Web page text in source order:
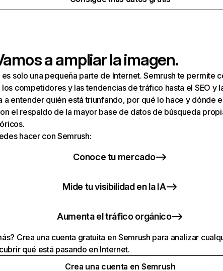
a ampliar la imagen.
solo una pequeña parte de Internet. Semrush te permite
competidores y las tendencias de tráfico hasta el SEO y
a entender quién está triunfando, por qué lo hace y dónde
el respaldo de la mayor base de datos de búsqueda
hacer con Semrush:
Conoce tu mercado
Mide tu visibilidad en la IA
Aumenta el tráfico orgánico
Crea una cuenta gratuita en Semrush para analizar
qué está pasando en Internet.
Crea una cuenta en Semrush